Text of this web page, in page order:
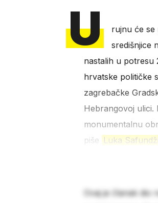
U
rujnu će se
središnjice
nastalih u potresu
hrvatske političke
zagrebačke
Hebrangovoj ulici.
monumentalnu
piše Luka
Ovaj je članak